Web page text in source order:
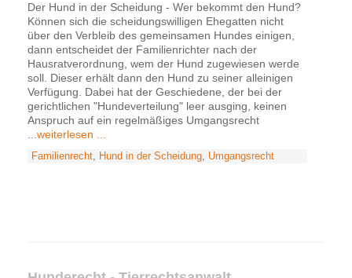
Der Hund in der Scheidung - Wer bekommt den Hund?
Können sich die scheidungswilligen Ehegatten nicht
über den Verbleib des gemeinsamen Hundes einigen,
dann entscheidet der Familienrichter nach der
Hausratverordnung, wem der Hund zugewiesen werde
soll. Dieser erhält dann den Hund zu seiner alleinigen
Verfügung. Dabei hat der Geschiedene, der bei der
gerichtlichen "Hundeverteilung" leer ausging, keinen
Anspruch auf ein regelmäßiges Umgangsrecht
weiterlesen ...
Familienrecht, Hund in der Scheidung, Umgangsrecht